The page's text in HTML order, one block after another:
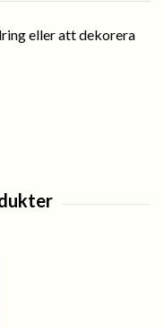
eller att dekorera